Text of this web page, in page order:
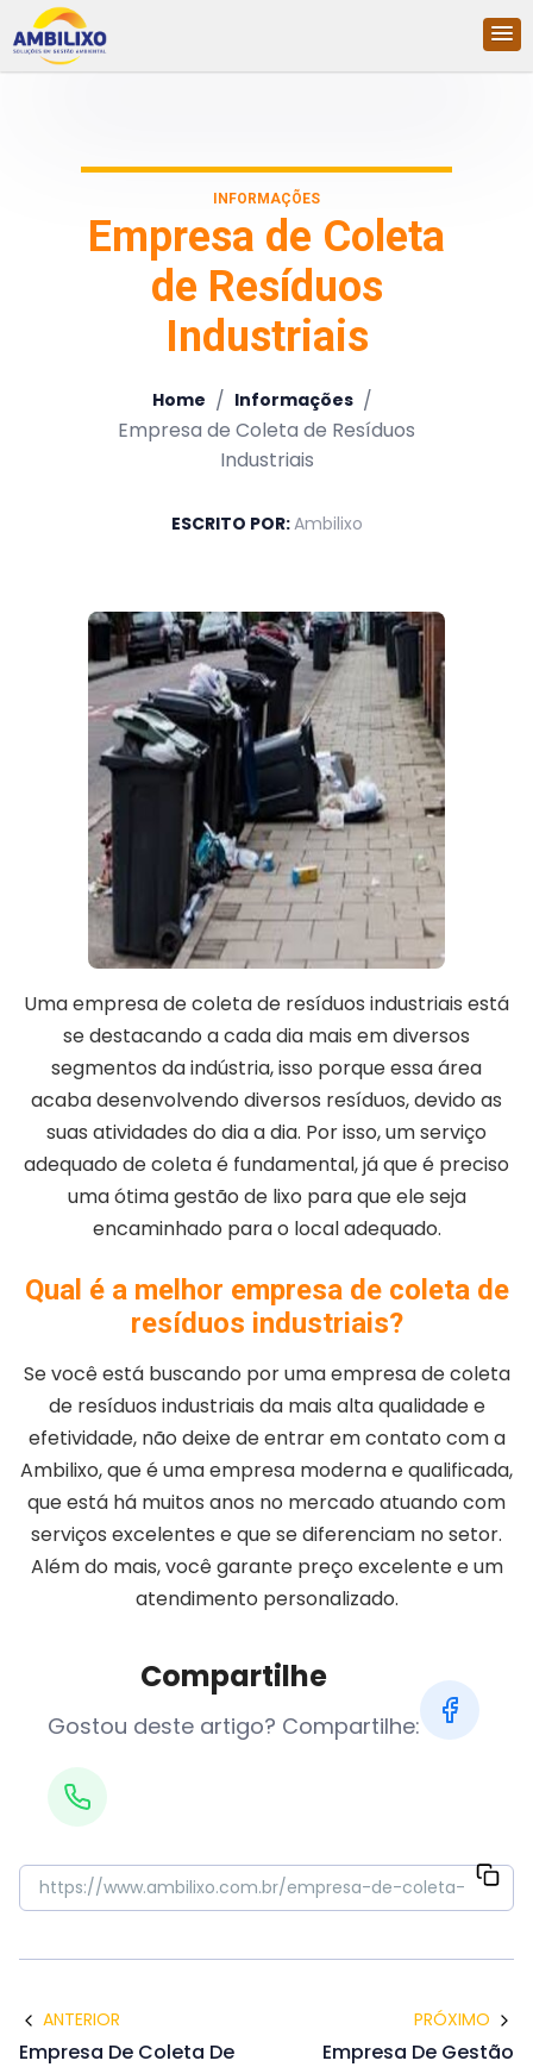
INFORMAÇÕES
Empresa de Coleta
de Resíduos
Industriais
Home / Informações /
Empresa de Coleta de Resíduos
Industriais
ESCRITO POR:Ambilixo
Uma empresa de coleta de resíduos industriais está
se destacando a cada dia mais em diversos
segmentos da indústria, isso porque essa área
acaba desenvolvendo diversos resíduos, devido as
suas atividades do dia a dia. Por isso, um serviço
adequado de coleta é fundamental, já que é preciso
uma ótima gestão de lixo para que ele seja
encaminhado para o local adequado.
Qual é a melhor empresa de coleta de
resíduos industriais?
Se você está buscando por uma empresa de coleta
de resíduos industriais da mais alta qualidade e
efetividade, não deixe de entrar em contato com a
Ambilixo, que é uma empresa moderna e qualificada,
que está há muitos anos no mercado atuando com
serviços excelentes e que se diferenciam no setor.
Além do mais, você garante preço excelente e um
atendimento personalizado.
Compartilhe
Gostou deste artigo? Compartilhe:
ANTERIOR
Empresa De Coleta De
PRÓXIMO
Empresa De Gestão